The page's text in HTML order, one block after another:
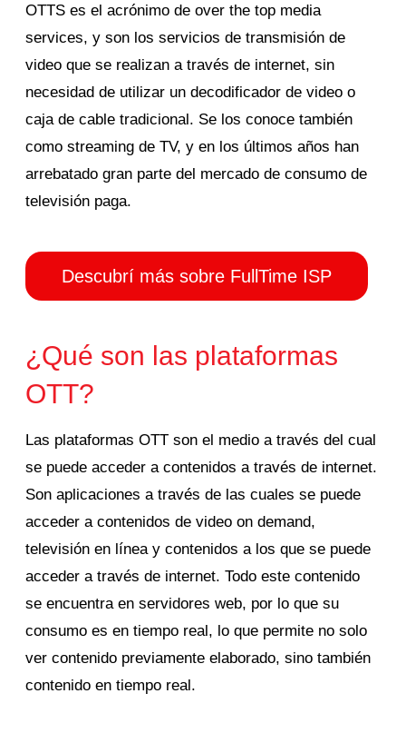
OTTS es el acrónimo de over the top media
services, y son los servicios de transmisión de
video que se realizan a través de internet, sin
necesidad de utilizar un decodificador de video o
caja de cable tradicional. Se los conoce también
como streaming de TV, y en los últimos años han
arrebatado gran parte del mercado de consumo de
televisión paga.
Descubrí más sobre FullTime ISP
¿Qué son las plataformas
OTT?
Las plataformas OTT son el medio a través del cual
se puede acceder a contenidos a través de internet.
Son aplicaciones a través de las cuales se puede
acceder a contenidos de video on demand,
televisión en línea y contenidos a los que se puede
acceder a través de internet. Todo este contenido
se encuentra en servidores web, por lo que su
consumo es en tiempo real, lo que permite no solo
ver contenido previamente elaborado, sino también
contenido en tiempo real.